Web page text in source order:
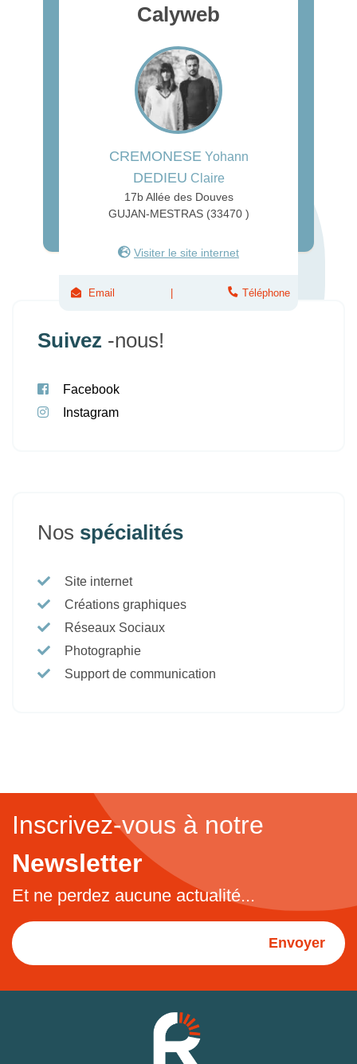
Calyweb
CREMONESE Yohann
DEDIEU Claire
17b Allée des Douves
GUJAN-MESTRAS (33470 )
Visiter le site internet
Email Téléphone
Suivez -nous!
Facebook
Instagram
Nos spécialités
Site internet
Créations graphiques
Réseaux Sociaux
Photographie
Support de communication
Inscrivez-vous à notre
Newsletter
Et ne perdez aucune actualité...
Envoyer